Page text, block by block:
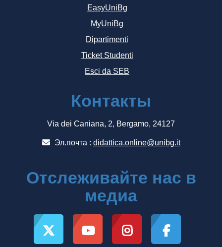
EasyUniBg
MyUniBg
Dipartimenti
Ticket Studenti
Esci da SEB
Контакты
Via dei Caniana, 2, Bergamo, 24127
Эл.почта : didattica.online@unibg.it
Отслеживайте нас в
медиа